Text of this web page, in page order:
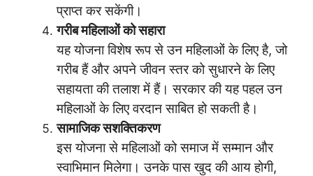
प्राप्त कर सकेंगी।
गरीब महिलाओं को सहारा
यह योजना विशेष रूप से उन महिलाओं के लिए है, जो
गरीब हैं और अपने जीवन स्तर को सुधारने के लिए
सहायता की तलाश में हैं। सरकार की यह पहल उन
महिलाओं के लिए वरदान साबित हो सकती है।
सामाजिक सशक्तिकरण
इस योजना से महिलाओं को समाज में सम्मान और
स्वाभिमान मिलेगा। उनके पास खुद की आय होगी,